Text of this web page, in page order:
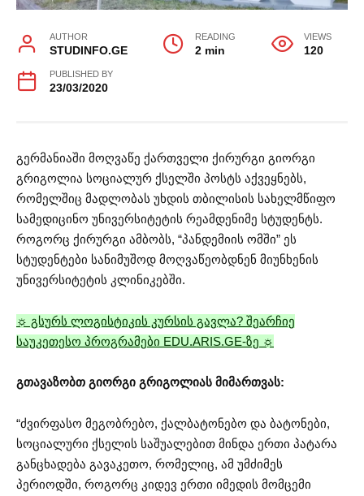
AUTHOR
STUDINFO.GE
READING
2 min
VIEWS
120
PUBLISHED BY
23/03/2020
გერმანიაში მოღვაწე ქართველი ქირურგი გიორგი
გრიგოლია სოციალურ ქსელში პოსტს აქვეყნებს,
რომელშიც მადლობას უხდის თბილისის სახელმწიფო
სამედიცინო უნივერსიტეტის რეამდენიმე სტუდენტს.
როგორც ქირურგი ამბობს, “პანდემიის ომში” ეს
სტუდენტები სანიმუშოდ მოღვაწეობდნენ მიუნხენის
უნივერსიტეტის კლინიკებში.
☼ გსურს ლოგისტიკის კურსის გავლა? შეარჩიე
საუკეთესო პროგრამები EDU.ARIS.GE-ზე ☼
გთავაზობთ გიორგი გრიგოლიას მიმართვას:
“ძვირფასო მეგობრებო, ქალბატონებო და ბატონები,
სოციალური ქსელის საშუალებით მინდა ერთი პატარა
განცხადება გავაკეთო, რომელიც, ამ უმძიმეს
პერიოდში, როგორც კიდევ ერთი იმედის მომცემი